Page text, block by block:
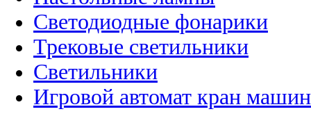
Светодиодные фонарики
Трековые светильники
Светильники
Игровой автомат кран